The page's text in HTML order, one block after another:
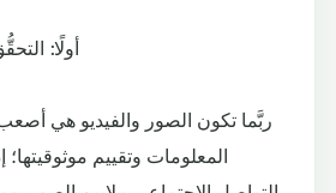
أولًا:
ربَّما تكون الصور والفيديو هي
المعلومات وتقييم